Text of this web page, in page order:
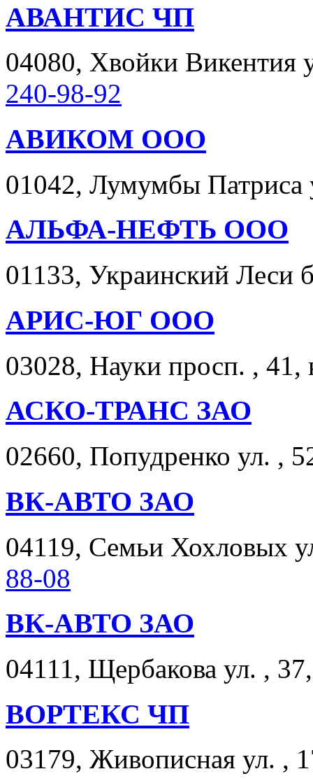
АВАНТИС ЧП
04080, Хвойки Викентия
240-98-92
АВИКОМ ООО
01042, Лумумбы Патриса
АЛЬФА-НЕФТЬ ООО
01133, Украинский Леси
АРИС-ЮГ ООО
03028, Науки просп. , 41,
АСКО-ТРАНС ЗАО
02660, Попудренко ул. ,
ВК-АВТО ЗАО
04119, Семьи Хохловых
88-08
ВК-АВТО ЗАО
04111, Щербакова ул. ,
ВОРТЕКС ЧП
03179, Живописная ул. ,